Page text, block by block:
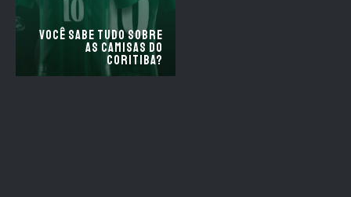
Você sabe tudo sobre
as camisas do
Coritiba?